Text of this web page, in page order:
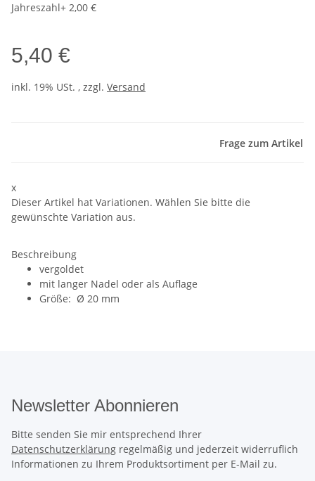
Jahreszahl+ 2,00 €
5,40 €
inkl. 19% USt. , zzgl. Versand
Frage zum Artikel
x
Dieser Artikel hat Variationen. Wählen Sie bitte die
gewünschte Variation aus.
Beschreibung
vergoldet
mit langer Nadel oder als Auflage
Größe: Ø 20 mm
Newsletter Abonnieren
Bitte senden Sie mir entsprechend Ihrer
Datenschutzerklärung regelmäßig und jederzeit widerruflich
Informationen zu Ihrem Produktsortiment per E-Mail zu.